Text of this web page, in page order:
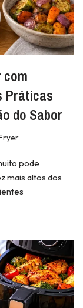
Práticas
do Sabor
pode
mais altos dos